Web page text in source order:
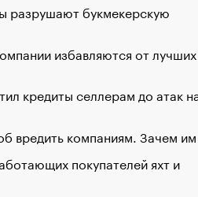
разрушают букмекерскую
избавляются от лучших
кредиты селлерам до атак
вредить компаниям. Зачем
покупателей яхт и